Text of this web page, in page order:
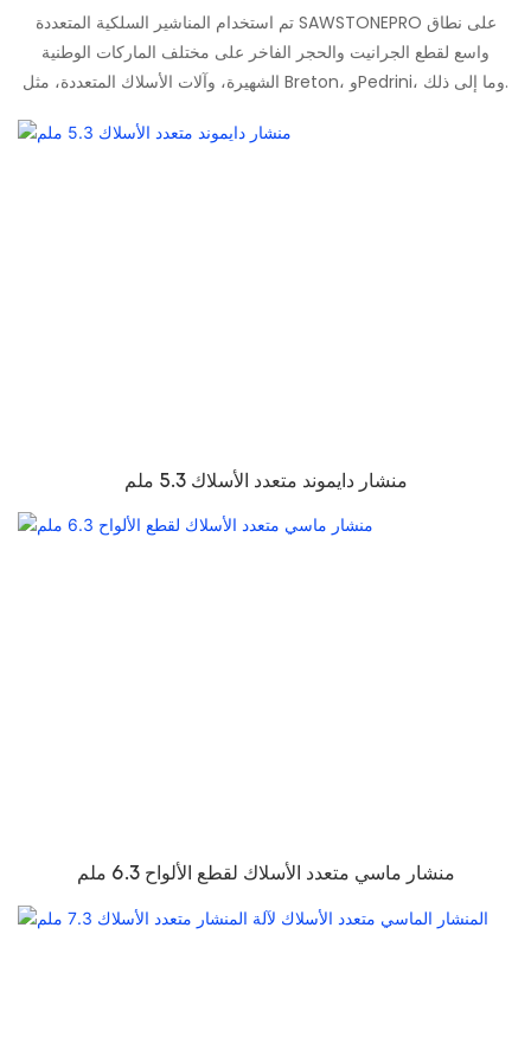
تم استخدام المناشير السلكية المتعددة SAWSTONEPRO على نطاق
واسع لقطع الجرانيت والحجر الفاخر على مختلف الماركات الوطنية
الشهيرة، وآلات الأسلاك المتعددة، مثل Breton، وPedrini، وما إلى ذلك.
منشار دايموند متعدد الأسلاك 5.3 ملم
منشار ماسي متعدد الأسلاك لقطع الألواح 6.3 ملم